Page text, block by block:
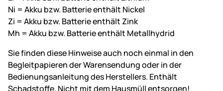
Ni = Akku bzw. Batterie enthält Nickel
Zi = Akku bzw. Batterie enthält Zink
Mh = Akku bzw. Batterie enthält Metallhydrid
Sie finden diese Hinweise auch noch einmal in den
Begleitpapieren der Warensendung oder in der
Bedienungsanleitung des Herstellers. Enthält
Schadstoffe. Nicht mit dem Hausmüll entsorgen!